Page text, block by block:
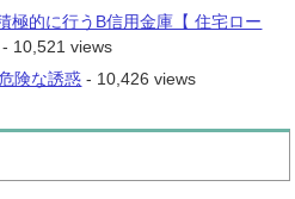
極的に行うB信用金庫【 住宅ロー
- 10,521 views
険な誘惑 - 10,426 views